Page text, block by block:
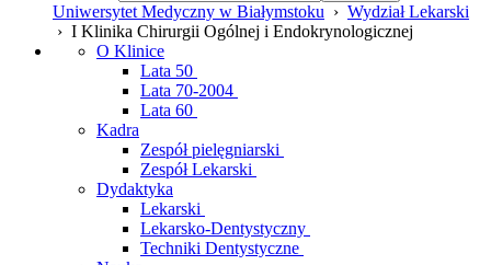
Uniwersytet Medyczny w Białymstoku › Wydział Lekarski
› I Klinika Chirurgii Ogólnej i Endokrynologicznej
O Klinice
Lata 50
Lata 70-2004
Lata 60
Kadra
Zespół pielęgniarski
Zespół Lekarski
Dydaktyka
Lekarski
Lekarsko-Dentystyczny
Techniki Dentystyczne